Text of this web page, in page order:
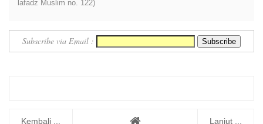
lafadz Muslim no. 122)
Subscribe via Email :
Kembali ... Lanjut ...